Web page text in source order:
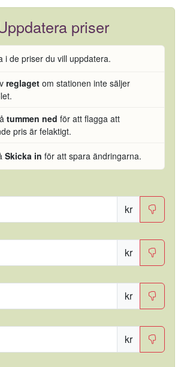
priser
i de priser du vill uppdatera.
reglaget om stationen inte säljer
tummen ned för att flagga att
pris är felaktigt.
Skicka in för att spara ändringarna.
kr
kr
kr
kr